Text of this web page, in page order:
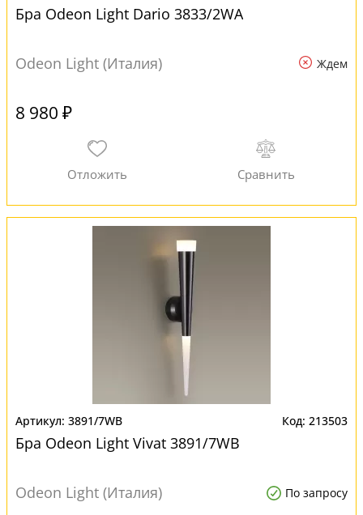
Бра Odeon Light Dario 3833/2WA
Odeon Light (Италия) Ждем
8 980 ₽
3891/7WB 213503
Бра Odeon Light Vivat 3891/7WB
Odeon Light (Италия) По запросу